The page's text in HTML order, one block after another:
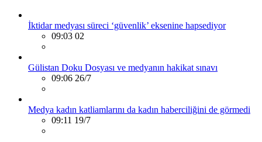
İktidar medyası süreci ‘güvenlik’ eksenine hapsediyor
09:03 02
Gülistan Doku Dosyası ve medyanın hakikat sınavı
09:06 26/7
Medya kadın katliamlarını da kadın haberciliğini de görmedi
09:11 19/7